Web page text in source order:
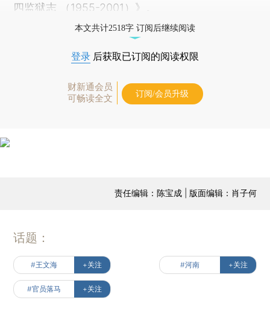
四监狱志 （1955-2001）》。
本文共计2518字 订阅后继续阅读
登录 后获取已订阅的阅读权限
财新通会员
可畅读全文
订阅/会员升级
责任编辑：陈宝成 | 版面编辑：肖子何
话题：
#王文海 +关注 #河南 +关注
#官员落马 +关注